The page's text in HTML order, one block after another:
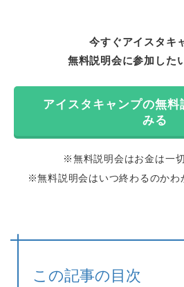
今すぐアイスタキ
無料説明会に参加した
アイスタキャンプの無料
みる
※無料説明会はお金は一
※無料説明会はいつ終わるのかわ
この記事の目次